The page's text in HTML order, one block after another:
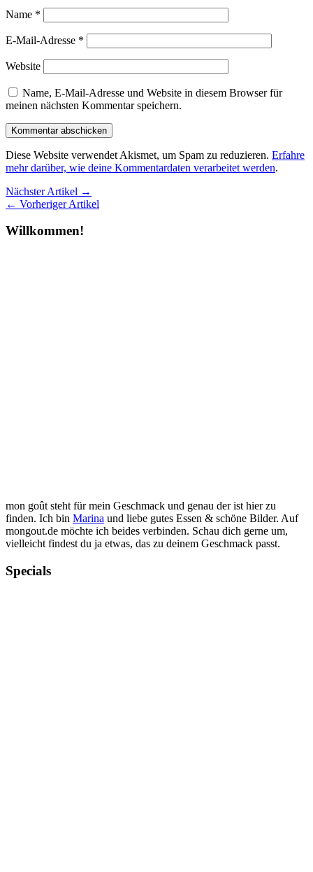
Name *
E-Mail-Adresse *
Website
Name, E-Mail-Adresse und Website in diesem Browser für
meinen nächsten Kommentar speichern.
Diese Website verwendet Akismet, um Spam zu reduzieren. Erfahre
mehr darüber, wie deine Kommentardaten verarbeitet werden.
Nächster Artikel →
← Vorheriger Artikel
Willkommen!
mon goût steht für mein Geschmack und genau der ist hier zu
finden. Ich bin Marina und liebe gutes Essen & schöne Bilder. Auf
mongout.de möchte ich beides verbinden. Schau dich gerne um,
vielleicht findest du ja etwas, das zu deinem Geschmack passt.
Specials